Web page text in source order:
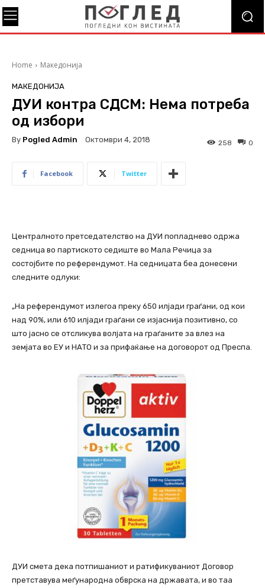
Home Македонија
МАКЕДОНИЈА
ДУИ контра СДСМ: Нема потреба
од избори
By Pogled Admin Октомври 4, 2018 0
258
Facebook Twitter
Централното претседателство на ДУИ попладнево одржа
седница во партиското седиште во Мала Речица за
состојбите по референдумот. На седницата беа донесени
следните одлуки:
„На референдумот излегоа преку 650 илјади граѓани, од кои
над 90%, или 610 илјади граѓани се изјаснија позитивно, со
што јасно се отсликува волјата на граѓаните за влез на
земјата во ЕУ и НАТО и за прифаќање на договорот од Преспа.
ДУИ смета дека потпишаниот и ратификуваниот Договор
претставува меѓународна обврска на државата, и во таа